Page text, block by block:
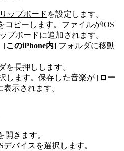
ップボード を設定します。
コピーします。ファイルがiOS
プボードに追加されます。
[このiPhone内] フォルダに移動
を長押しします。
します。保存した音楽が [ロー
表示されます。
開きます。
バイスを選択します。